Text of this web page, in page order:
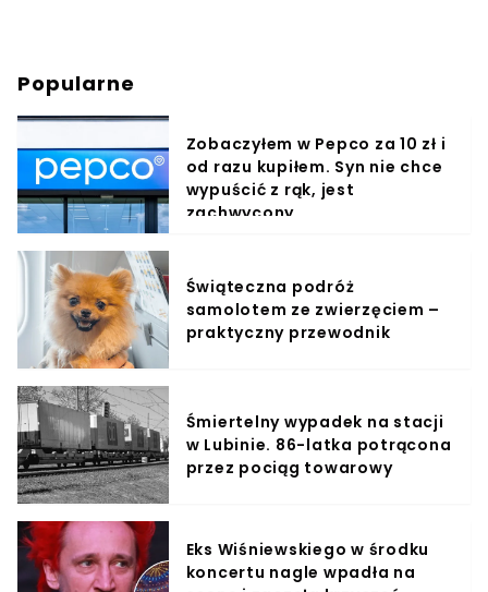
Popularne
Zobaczyłem w Pepco za 10 zł i
od razu kupiłem. Syn nie chce
wypuścić z rąk, jest
zachwycony
Świąteczna podróż
samolotem ze zwierzęciem –
praktyczny przewodnik
Śmiertelny wypadek na stacji
w Lubinie. 86-latka potrącona
przez pociąg towarowy
Eks Wiśniewskiego w środku
koncertu nagle wpadła na